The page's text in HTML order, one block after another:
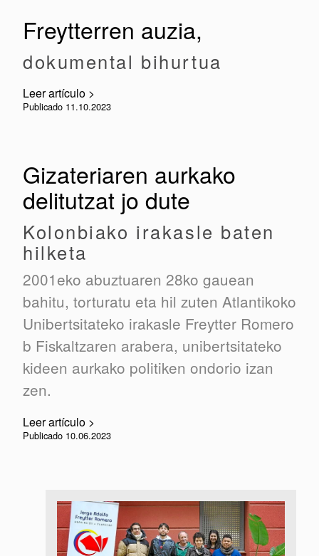
Freytterren auzia,
dokumental bihurtua
Leer artículo >
Publicado 11.10.2023
Gizateriaren aurkako
delitutzat jo dute
Kolonbiako irakasle baten
hilketa
2001eko abuztuaren 28ko gauean
bahitu, torturatu eta hil zuten Atlantikoko
Unibertsitateko irakasle Freytter Romero
b Fiskaltzaren arabera, unibertsitateko
kideen aurkako politiken ondorio izan
zen.
Leer artículo >
Publicado 10.06.2023